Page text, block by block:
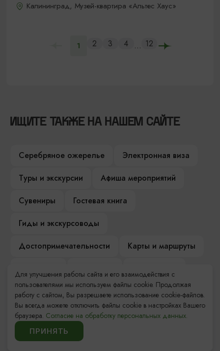
Калининград, Музей-квартира «Альтес Хаус»
1 2 3 4 ... 12
ИЩИТЕ ТАКЖЕ НА НАШЕМ САЙТЕ
Серебряное ожерелье
Электронная виза
Туры и экскурсии
Афиша мероприятий
Сувениры
Гостевая книга
Гиды и экскурсоводы
Достопримечательности
Карты и маршруты
Компас Балтийской кухни
Настоящий Калининградец
Музеи
Для улучшения работы сайта и его взаимодействия с
пользователями мы используем файлы cookie. Продолжая
работу с сайтом, Вы разрешаете использование cookie-файлов.
Вы всегда можете отключить файлы cookie в настройках Вашего
браузера. Согласие на обработку персональных данных.
ПРИНЯТЬ